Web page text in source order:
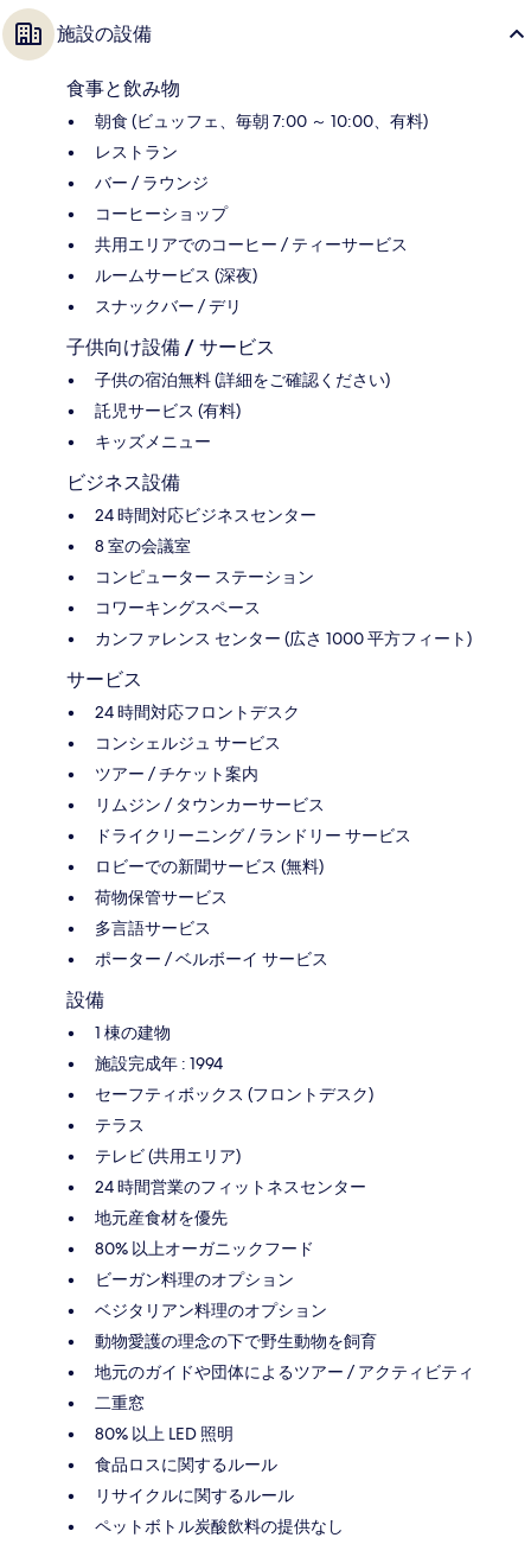
施設の設備
食事と飲み物
朝食 (ビュッフェ、毎朝 7:00 ～ 10:00、有料)
レストラン
バー / ラウンジ
コーヒーショップ
共用エリアでのコーヒー / ティーサービス
ルームサービス (深夜)
スナックバー / デリ
子供向け設備 / サービス
子供の宿泊無料 (詳細をご確認ください)
託児サービス (有料)
キッズメニュー
ビジネス設備
24 時間対応ビジネスセンター
8 室の会議室
コンピューター ステーション
コワーキングスペース
カンファレンス センター (広さ 1000 平方フィート)
サービス
24 時間対応フロントデスク
コンシェルジュ サービス
ツアー / チケット案内
リムジン / タウンカーサービス
ドライクリーニング / ランドリー サービス
ロビーでの新聞サービス (無料)
荷物保管サービス
多言語サービス
ポーター / ベルボーイ サービス
設備
1 棟の建物
施設完成年 : 1994
セーフティボックス (フロントデスク)
テラス
テレビ (共用エリア)
24 時間営業のフィットネスセンター
地元産食材を優先
80% 以上オーガニックフード
ビーガン料理のオプション
ベジタリアン料理のオプション
動物愛護の理念の下で野生動物を飼育
地元のガイドや団体によるツアー / アクティビティ
二重窓
80% 以上 LED 照明
食品ロスに関するルール
リサイクルに関するルール
ペットボトル炭酸飲料の提供なし